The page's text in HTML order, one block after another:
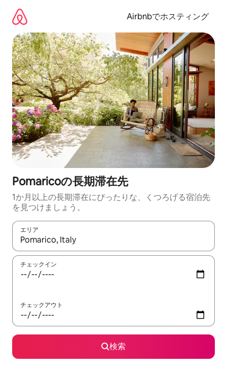
Airbnbでホスティング
Pomaricoの長期滞在先
1か月以上の長期滞在にぴったりな、くつろげる宿泊先
を見つけましょう。
エリア
検索結果が表示されたら、上下の矢印キーを使って移動するか
チェックイン
チェックアウト
検索